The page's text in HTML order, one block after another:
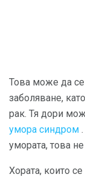
Това може да се
заболяване,
рак. Тя дори
умора синдром
умората, това
Хората, които